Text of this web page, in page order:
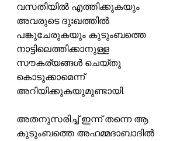
വസതിയിൽ എത്തിക്കുകയും
അവരുടെ ദുഃഖത്തിൽ
പങ്കുചേരുകയും കുടുംബത്തെ
നാട്ടിലെത്തിക്കാനുള്ള
സൗകര്യങ്ങൾ ചെയ്തു
കൊടുക്കാമെന്ന്
അറിയിക്കുകയുമുണ്ടായി.
അതനുസരിച്ച് ഇന്ന് തന്നെ ആ
കുടുംബത്തെ അഹമ്മദാബാദിൽ